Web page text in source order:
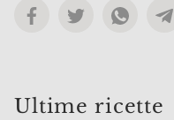
Ultime ricette